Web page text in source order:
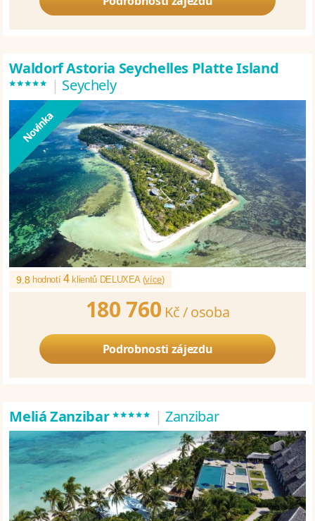
Waldorf Astoria Seychelles Platte Island
***** | Seychely
9.8 hodnotí4klientů DELUXEA (více)
180 760 Kč /osoba
Podrobnosti zájezdu
Meliá Zanzibar***** | Zanzibar